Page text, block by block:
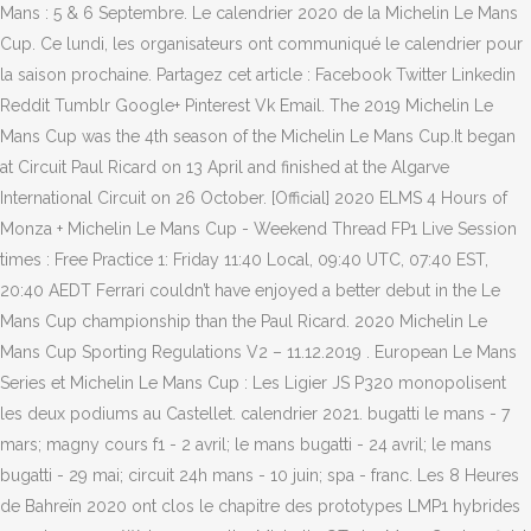
Mans : 5 & 6 Septembre. Le calendrier 2020 de la Michelin Le Mans
Cup. Ce lundi, les organisateurs ont communiqué le calendrier pour
la saison prochaine. Partagez cet article : Facebook Twitter Linkedin
Reddit Tumblr Google+ Pinterest Vk Email. The 2019 Michelin Le
Mans Cup was the 4th season of the Michelin Le Mans Cup.It began
at Circuit Paul Ricard on 13 April and finished at the Algarve
International Circuit on 26 October. [Official] 2020 ELMS 4 Hours of
Monza + Michelin Le Mans Cup - Weekend Thread FP1 Live Session
times : Free Practice 1: Friday 11:40 Local, 09:40 UTC, 07:40 EST,
20:40 AEDT Ferrari couldn’t have enjoyed a better debut in the Le
Mans Cup championship than the Paul Ricard. 2020 Michelin Le
Mans Cup Sporting Regulations V2 – 11.12.2019 . European Le Mans
Series et Michelin Le Mans Cup : Les Ligier JS P320 monopolisent
les deux podiums au Castellet. calendrier 2021. bugatti le mans - 7
mars; magny cours f1 - 2 avril; le mans bugatti - 24 avril; le mans
bugatti - 29 mai; circuit 24h mans - 10 juin; spa - franc. Les 8 Heures
de Bahreïn 2020 ont clos le chapitre des prototypes LMP1 hybrides